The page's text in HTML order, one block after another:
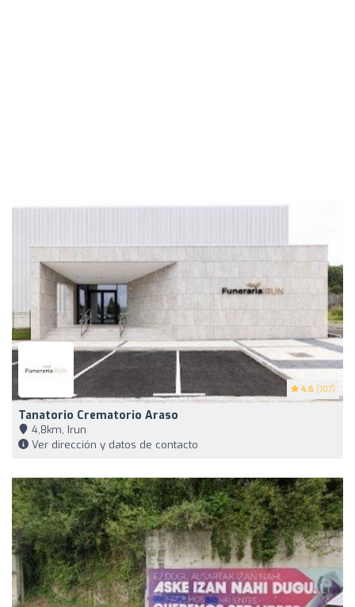
4.6 (107)
Tanatorio Crematorio Araso
4,8km, Irun
Ver dirección y datos de contacto